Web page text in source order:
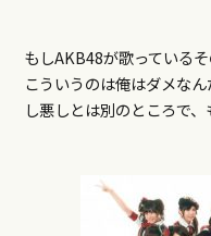
もしAKB48が歌っている
こういうのは俺はダメな
し悪しとは別のところで